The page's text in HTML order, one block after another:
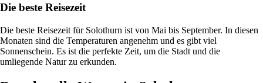
Die beste Reisezeit
Die beste Reisezeit für Solothurn ist von Mai bis September. In diesen
Monaten sind die Temperaturen angenehm und es gibt viel
Sonnenschein. Es ist die perfekte Zeit, um die Stadt und die
umliegende Natur zu erkunden.